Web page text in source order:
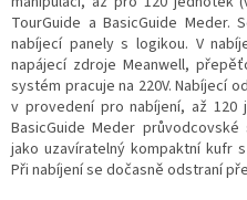
TourGuide a BasicGuide Meder.
nabíjecí panely s logikou. V
napájecí zdroje Meanwell,
systém pracuje na 220V. Nabíjecí
v provedení pro nabíjení, až 120
BasicGuide Meder
jako uzavíratelný kompaktní kufr
Při nabíjení se dočasně odstraní